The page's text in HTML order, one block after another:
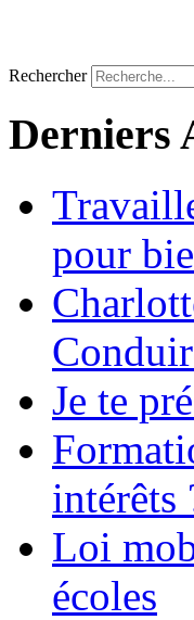
Rechercher
Derniers
pour
Je te
intérêts
Loi
écoles